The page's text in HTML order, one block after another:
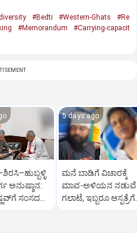
#Bedti #Western-Ghats
#Re
#Memorandum
#Carrying-capacit
ಅನುಷ್ಠಾನ:
ಸಂಸದ
5 days ago
ಮನೆ ಬಾಡಿಗೆ ವಿಚಾರಕ್ಕೆ
ಮಾವ-ಅಳಿಯನ ನಡುವೆ
ಗಲಾಟೆ, ಇಬ್ಬರೂ ಆಸ್ಪತ್ರೆಗೆ